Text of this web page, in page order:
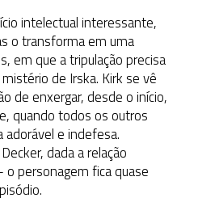
intelectual interessante,
o transforma em uma
em que a tripulação precisa
de Irska. Kirk se vê
de enxergar, desde o início,
quando todos os outros
adorável e indefesa.
dada a relação
o personagem fica quase